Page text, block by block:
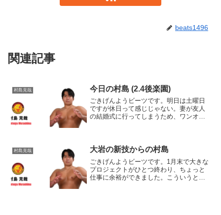
beats1496
関連記事
村島克哉 今日の村島 (2.4後楽園)
ごきげんようビーツです。明日は土曜日
ですが休日って感じじゃない。妻が友人
の結婚式に行ってしまうため、ワンオペ
れたら最高なんだけどなぁ...
村島克哉 大岩の新技からの村島
ごきげんようビーツです。1月末で大きな
プロジェクトがひとつ終わり、ちょっと
仕事に余裕ができました。こういうとき